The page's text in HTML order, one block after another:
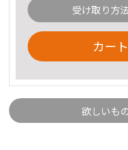
受け取り方
カー
欲しいも